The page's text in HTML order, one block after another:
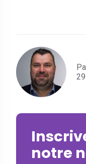
notre